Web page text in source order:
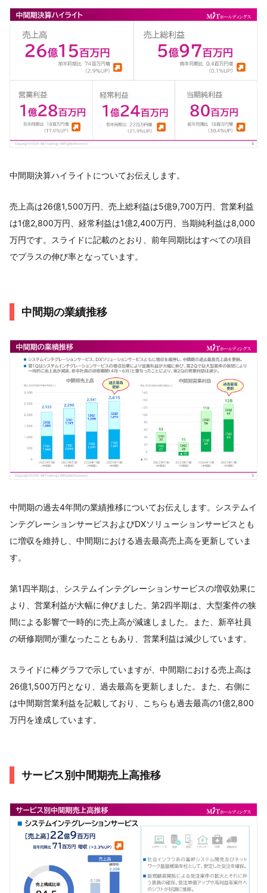
中間期決算ハイライトについてお伝えします。
売上高は26億1,500万円、売上総利益は5億9,700万円、営業利益
は1億2,800万円、経常利益は1億2,400万円、当期純利益は8,000
万円です。スライドに記載のとおり、前年同期比はすべての項目
でプラスの伸び率となっています。
中間期の業績推移
中間期の過去4年間の業績推移についてお伝えします。システムイ
ンテグレーションサービスおよびDXソリューションサービスとも
に増収を維持し、中間期における過去最高売上高を更新していま
す。
第1四半期は、システムインテグレーションサービスの増収効果に
より、営業利益が大幅に伸びました。第2四半期は、大型案件の狭
間による影響で一時的に売上高が減速しました。また、新卒社員
の研修期間が重なったこともあり、営業利益は減少しています。
スライドに棒グラフで示していますが、中間期における売上高は
26億1,500万円となり、過去最高を更新しました。また、右側に
は中間期営業利益を記載しており、こちらも過去最高の1億2,800
万円を達成しています。
サービス別中間期売上高推移